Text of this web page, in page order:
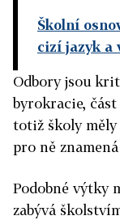
Školní
cizí jazyk a
Odbory jsou
byrokracie,
totiž školy měly
pro ně
Podobné výtky
zabývá